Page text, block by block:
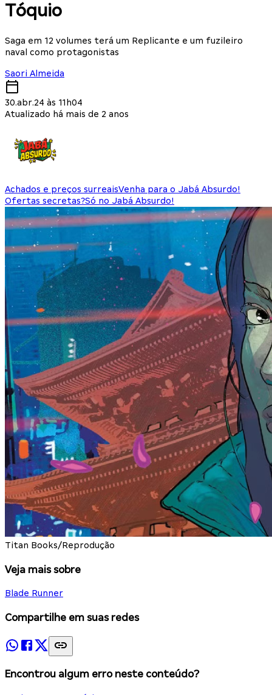
Tóquio
Saga em 12 volumes terá um Replicante e um fuzileiro
naval como protagonistas
Saori Almeida
30.abr.24 às 11h04
Atualizado há mais de 2 anos
Achados e preços surreaisVenha para o Jabá Absurdo!
Ofertas secretas?Só no Jabá Absurdo!
Titan Books/Reprodução
Veja mais sobre
Blade Runner
Compartilhe em suas redes
Encontrou algum erro neste conteúdo?